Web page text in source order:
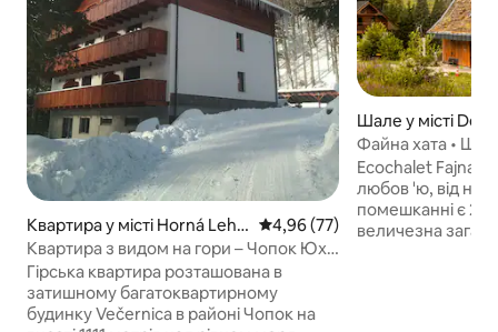
Квартира у місті Horná Leho
ta
Середня оцінка: 4,96 з 5,
4,96 (77)
Квартира з видом на гори – Чопок Юх
1111 м.н.м.
Гірська квартира розташована в
затишному багатоквартирному
будинку Večernica в районі Чопок на
Шале у місті
Файна хата •
Ecochalet Fajna
любов 'ю, від
помешканні є 2
величезна